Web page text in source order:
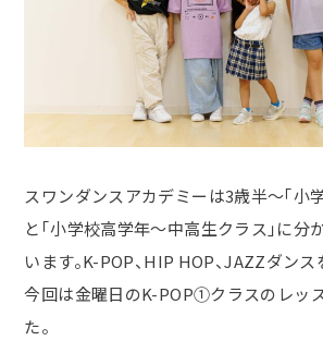
スワンダンスアカデミーは3歳半～「小
と「小学校高学年～中高生クラス」に分
います。K-POP、 HIP HOP、JAZZダンス
今回は金曜日のK-POP①クラスの レッ
た。